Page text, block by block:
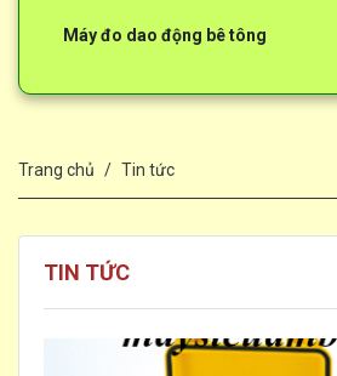
Máy đo cường độ bê tông
Trang chủ Tin tức
TIN TỨC